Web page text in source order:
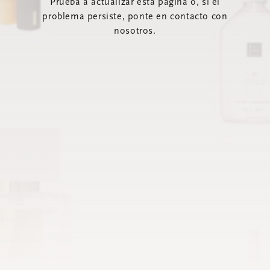
Prueba a actualizar esta página o, si el
problema persiste, ponte en contacto con
nosotros.